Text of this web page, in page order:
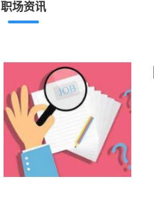
职场资讯